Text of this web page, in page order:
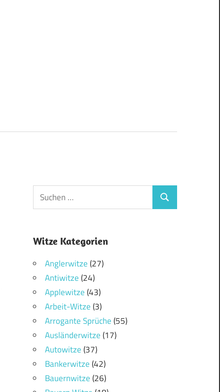
Witze Kategorien
Anglerwitze(27)
Antiwitze(24)
Applewitze(43)
Arbeit-Witze(3)
Arrogante Sprüche(55)
Ausländerwitze(17)
Autowitze(37)
Bankerwitze(42)
Bauernwitze(26)